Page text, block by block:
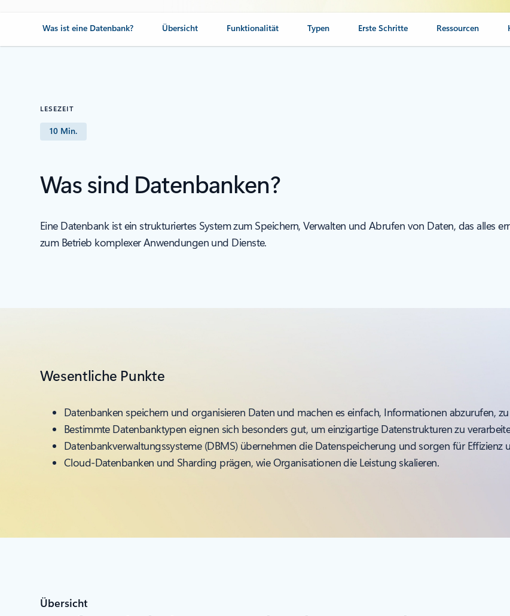
Was ist eine Datenbank? Übersicht Funktionalität Typen Erste Schritte Ressourcen
LESEZEIT
10 Min.
Was sind Datenbanken?
Eine Datenbank ist ein strukturiertes System zum Speichern, Verwalten und Abrufen von Daten, das alles
zum Betrieb komplexer Anwendungen und Dienste.
Wesentliche Punkte
Datenbanken speichern und organisieren Daten und machen es einfach, Informationen abzurufen,
Bestimmte Datenbanktypen eignen sich besonders gut, um einzigartige Datenstrukturen zu
Datenbankverwaltungssysteme (DBMS) übernehmen die Datenspeicherung und sorgen für Effizienz
Cloud-Datenbanken und Sharding prägen, wie Organisationen die Leistung skalieren.
Übersicht